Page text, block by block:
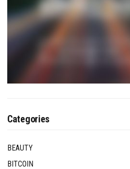
Categories
BEAUTY
BITCOIN